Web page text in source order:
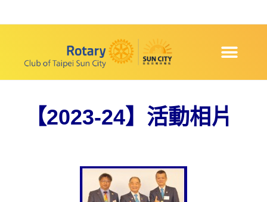
【2023-24】活動相片